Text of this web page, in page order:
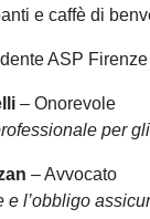
e caffè di
ASP
– Onorevole
per
– Avvocato
l’obbligo